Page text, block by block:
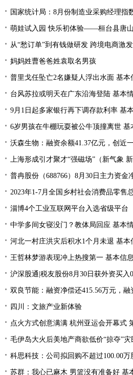
国家统计局：8月份制造业采购经理指数持续回升
萌娃试入园 快乐初体验——桓台县唐山镇兴
从“愁订单”到有钱做研发 跨境电商激
妈妈姓曹爸爸姓袁取名男孩
普里戈任坠亡2名嫌疑人浮出水面 基本
台风苏拉或明天在广东沿海登陆 基本
9月1日起多家银行再下调存款利率 基
6岁男孩在牛棚玩耍被公牛顶撞离世 基
沃森生物：融资余额41.37亿元，创近
上海形成引才聚才“强磁场”（新气象 新
普冉股份（688766）8月30日主力资金
2023年1-7月全国乡村社会消费品零售
淄博4个工业互联网平台入选省级平台
中学多间女寝没门？教体局回应 基本
河北一村庄洪灾后积水1个月未退 基本
王哲林梦游表现冲上热搜第一 基本信
沪深股通|税友股份8月30日获外资买入
双良节能：融资净偿还415.56万元，融
四川：文旅产业新体验
点火方式创意满满 杭州亚运会开幕式
毛伊岛大火后美地产商欲低价“掠夺”灾
科思科技：公司拟回购不超过100.00万
苏群：我心已麻木 男篮没有准备好 基